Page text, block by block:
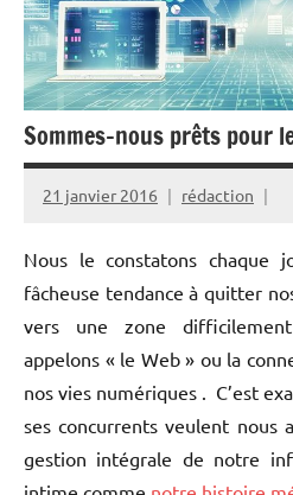
Sommes-nous prêts pour
21 janvier 2016 rédaction
Nous le constatons chaque
fâcheuse tendance à quitter
vers une zone
appelons « le Web » ou la
nos vies numériques . C’est
ses concurrents veulent nous
gestion intégrale de notre